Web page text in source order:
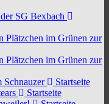
SG Bexbach
Plätzchen im Grünen zur
Plätzchen im Grünen zur
Schnauzer
Startseite
Startseite